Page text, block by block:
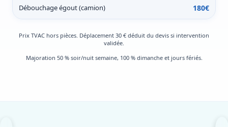
Débouchage égout (camion) 180€
Prix TVAC hors pièces. Déplacement 30 € déduit du devis si intervention
validée.
Majoration 50 % soir/nuit semaine, 100 % dimanche et jours fériés.